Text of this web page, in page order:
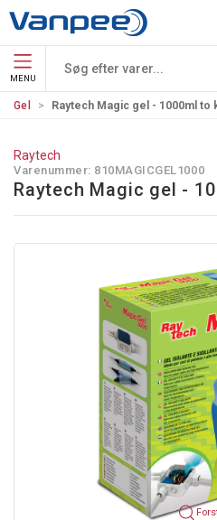
MENU
Gel Raytech Magic gel - 1000ml to
Raytech
Varenummer: 810MAGICGEL1000
Raytech Magic gel -